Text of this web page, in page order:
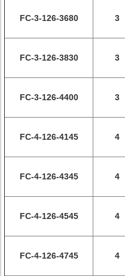
FC-3-126-3680 3
FC-3-126-3830 3
FC-3-126-4400 3
FC-4-126-4145 4
FC-4-126-4345 4
FC-4-126-4545 4
FC-4-126-4745 4